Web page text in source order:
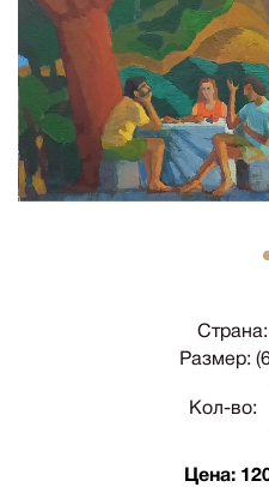
Размер:
Кол-во:
Цена: